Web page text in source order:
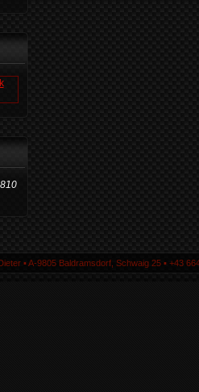
810
▪ A-9805 Baldramsdorf, Schwaig 25 ▪ +43